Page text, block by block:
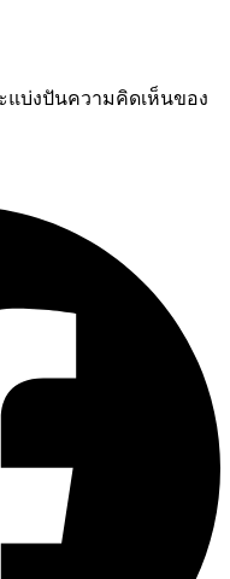
บ่งปันความคิดเห็นของ